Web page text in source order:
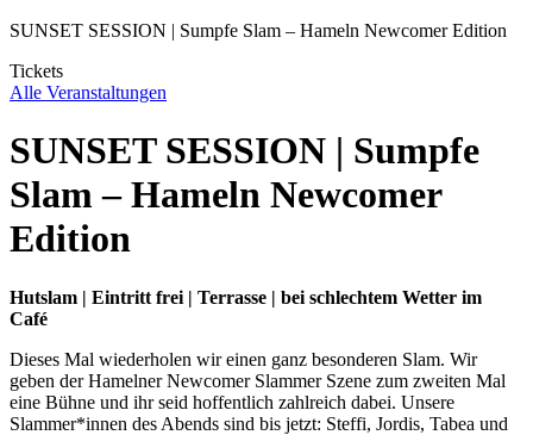
SUNSET SESSION | Sumpfe Slam – Hameln Newcomer Edition
Tickets
Alle Veranstaltungen
SUNSET SESSION | Sumpfe
Slam – Hameln Newcomer
Edition
Hutslam | Eintritt frei | Terrasse | bei schlechtem Wetter im
Café
Dieses Mal wiederholen wir einen ganz besonderen Slam. Wir
geben der Hamelner Newcomer Slammer Szene zum zweiten Mal
eine Bühne und ihr seid hoffentlich zahlreich dabei. Unsere
Slammer*innen des Abends sind bis jetzt: Steffi, Jordis, Tabea und